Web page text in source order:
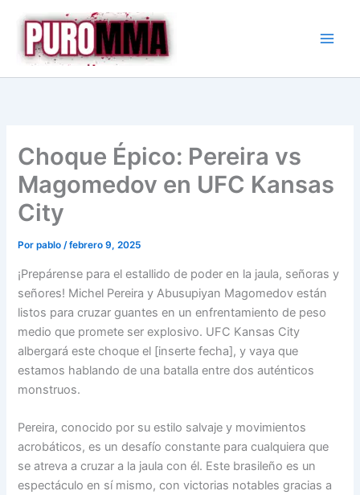
contenido
Choque Épico: Pereira vs
Magomedov en UFC Kansas
City
Porpablo/febrero 9, 2025
¡Prepárense para el estallido de poder en la jaula, señoras y
señores! Michel Pereira y Abusupiyan Magomedov están
listos para cruzar guantes en un enfrentamiento de peso
medio que promete ser explosivo. UFC Kansas City
albergará este choque el [inserte fecha], y vaya que
estamos hablando de una batalla entre dos auténticos
monstruos.
Pereira, conocido por su estilo salvaje y movimientos
acrobáticos, es un desafío constante para cualquiera que
se atreva a cruzar a la jaula con él. Este brasileño es un
espectáculo en sí mismo, con victorias notables gracias a